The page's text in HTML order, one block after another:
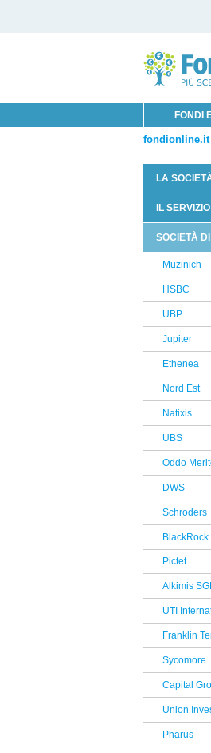
FONDI
fondionline.it
LA
Chi è
Organi
News
IL SERVIZIO
Legale
Arbitro
Informativa
Informativa
Reclami
Reclami
SOCIETÀ
Muzinich
HSBC
UBP
Jupiter
Ethenea
Nord Est
Natixis
UBS
Oddo
DWS
Schroders
BlackRock
Pictet
Alkimis
UTI
Franklin
Sycomore
Capital
Union
Pharus